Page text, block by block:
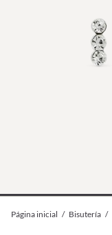
Página inicial / Bisutería /